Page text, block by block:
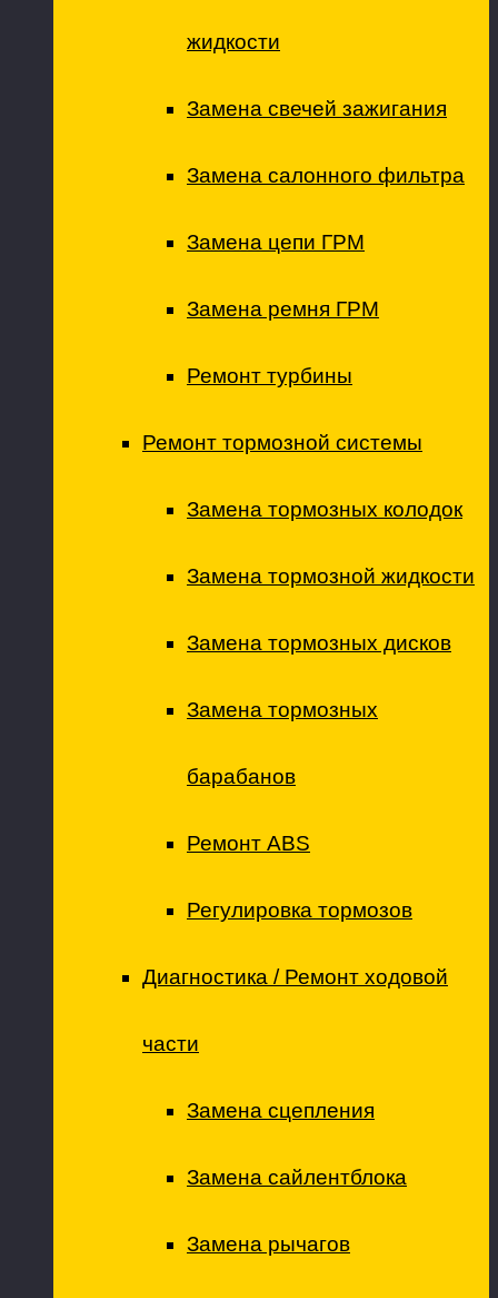
жидкости
Замена свечей зажигания
Замена салонного фильтра
Замена цепи ГРМ
Замена ремня ГРМ
Ремонт турбины
Ремонт тормозной системы
Замена тормозных колодок
Замена тормозной жидкости
Замена тормозных дисков
Замена тормозных
барабанов
Ремонт ABS
Регулировка тормозов
Диагностика / Ремонт ходовой
части
Замена сцепления
Замена сайлентблока
Замена рычагов